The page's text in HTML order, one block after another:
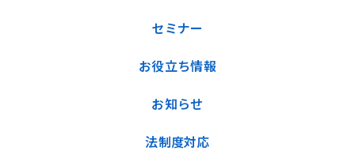
セミナー
お役立ち情報
お知らせ
法制度対応